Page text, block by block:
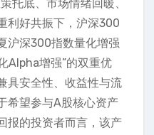
托底、市场情绪回暖、
利好共振下，沪深300
沪深300指数量化增强
Alpha增强”的双重优
具安全性、收益性与流
希望参与A股核心资产
报的投资者而言，该产